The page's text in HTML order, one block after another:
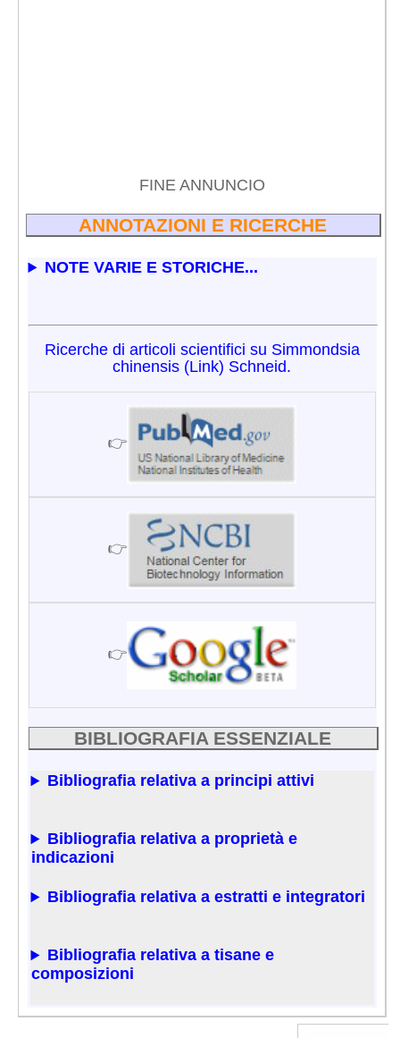
FINE ANNUNCIO
ANNOTAZIONI E RICERCHE
NOTE VARIE E STORICHE...
Ricerche di articoli scientifici su Simmondsia
chinensis (Link) Schneid.
👉
👉
👉
BIBLIOGRAFIA ESSENZIALE
Bibliografia relativa a principi attivi
Bibliografia relativa a proprietà e
indicazioni
Bibliografia relativa a estratti e integratori
Bibliografia relativa a tisane e
composizioni